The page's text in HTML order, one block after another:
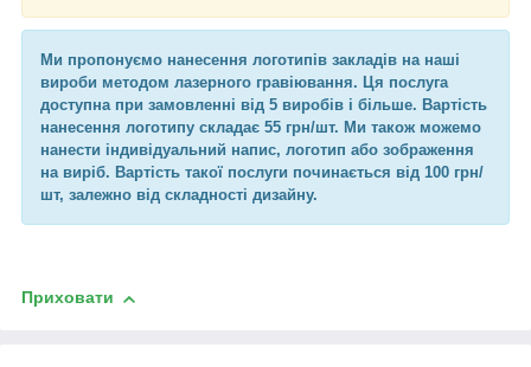
Ми пропонуємо нанесення логотипів закладів на наші
вироби методом лазерного гравіювання. Ця послуга
доступна при замовленні від 5 виробів і більше. Вартість
нанесення логотипу складає 55 грн/шт. Ми також можемо
нанести індивідуальний напис, логотип або зображення
на виріб. Вартість такої послуги починається від 100 грн/
шт, залежно від складності дизайну.
Приховати